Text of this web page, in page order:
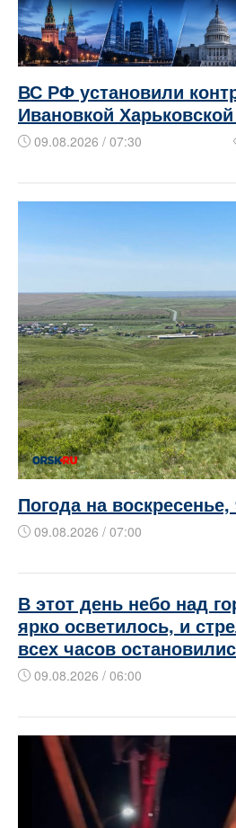
ВС РФ установили
Ивановкой
09.08.2026 / 07:30
Погода на воскресенье,
09.08.2026 / 07:00
В этот день небо над
ярко осветилось, и
всех часов
09.08.2026 / 06:00